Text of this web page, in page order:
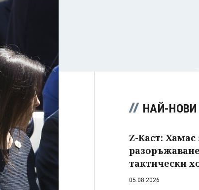
НАЙ-НОВИ
Z-Каст: Хамас
тактически
05.08.2026